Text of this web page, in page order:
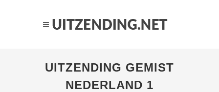
UITZENDING GEMIST
NEDERLAND 1